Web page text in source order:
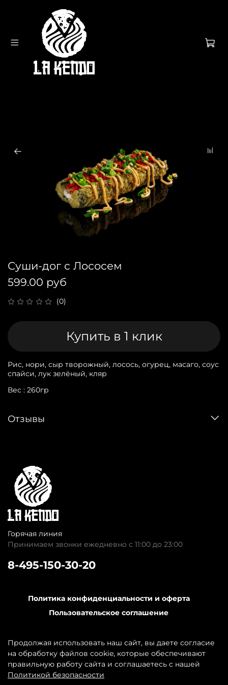
(0)
Суши-дог с Лососем
599.00 руб
Купить в 1 клик
Рис, нори, сыр творожный, лосось, огурец, масаго, соус
спайси, лук зелёный, кляр
Вес : 260гр
Отзывы
Горячая линия
Принимаем звонки ежедневно с 11:00 до 23:00
8-495-150-30-20
Политика конфиденциальности и оферта
Пользовательское соглашение
Контакты
Продолжая использовать наш сайт, вы даете согласие
на обработку файлов cookie, которые обеспечивают
правильную работу сайта и соглашаетесь с нашей
Политикой безопасности